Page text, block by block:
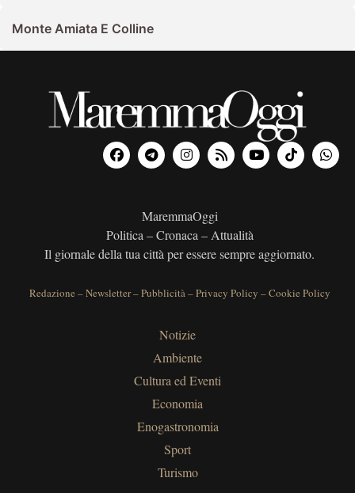
Monte Amiata E Colline
MaremmaOggi
Politica – Cronaca – Attualità
Il giornale della tua città per essere sempre aggiornato.
Redazione –Newsletter–Pubblicità–Privacy Policy –Cookie Policy
Notizie
Ambiente
Cultura ed Eventi
Economia
Enogastronomia
Sport
Turismo